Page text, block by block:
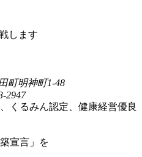
します
町明神町1-48
2947
宣言」を